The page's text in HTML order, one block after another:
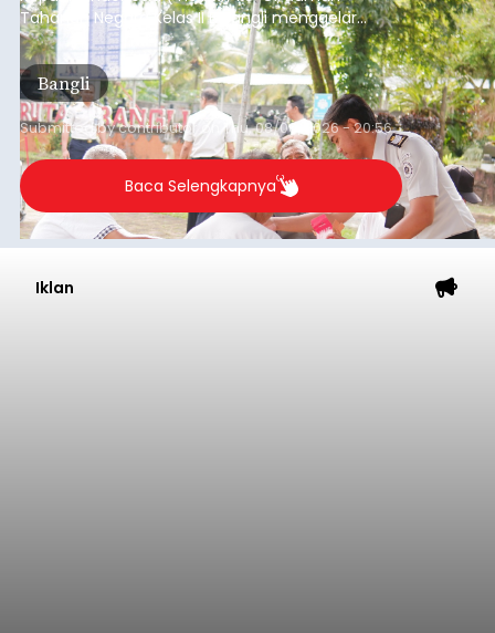
Tahanan Negara Kelas II B Bangli menggelar
kegiatan pemeriksaan kesehatan gratis, Rabu
(6/8/2026).
Bangli
Submitted bycontributor Thu, 08/06/2026 - 20:56
Baca Selengkapnya
Iklan